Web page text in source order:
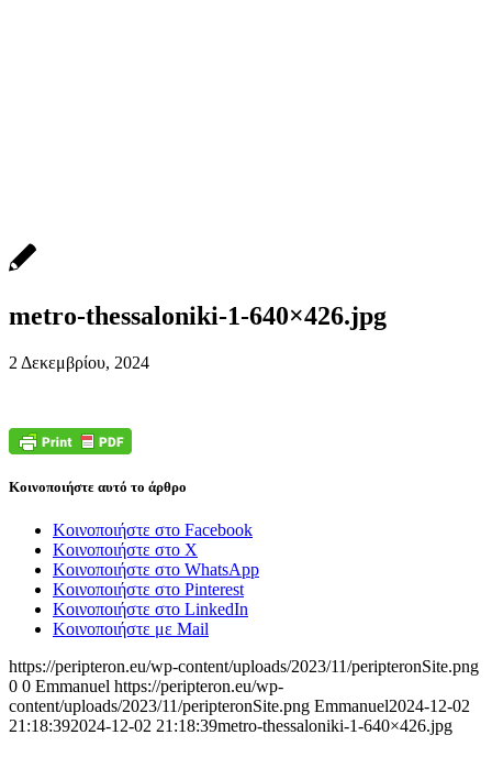
metro-thessaloniki-1-640×426.jpg
2 Δεκεμβρίου, 2024
Κοινοποιήστε αυτό το άρθρο
Κοινοποιήστε στο Facebook
Κοινοποιήστε στο X
Κοινοποιήστε στο WhatsApp
Κοινοποιήστε στο Pinterest
Κοινοποιήστε στο LinkedIn
Κοινοποιήστε με Mail
https://peripteron.eu/wp-content/uploads/2023/11/peripteronSite.png
0 0 Emmanuel https://peripteron.eu/wp-
content/uploads/2023/11/peripteronSite.png Emmanuel2024-12-02
21:18:392024-12-02 21:18:39metro-thessaloniki-1-640×426.jpg